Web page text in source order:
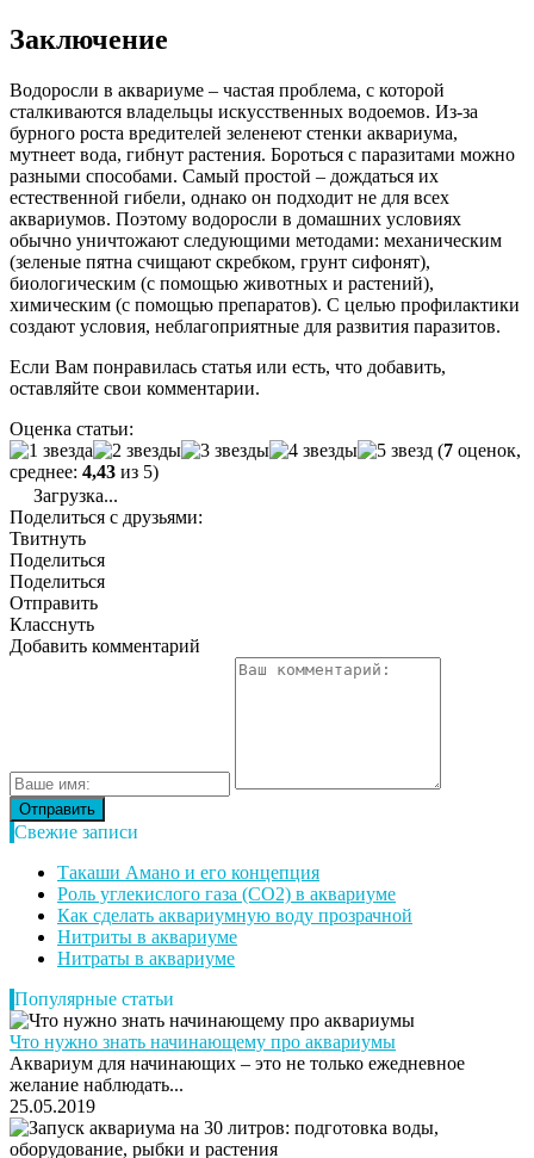
Заключение
Водоросли в аквариуме – частая проблема, с которой
сталкиваются владельцы искусственных водоемов. Из-за
бурного роста вредителей зеленеют стенки аквариума,
мутнеет вода, гибнут растения. Бороться с паразитами можно
разными способами. Самый простой – дождаться их
естественной гибели, однако он подходит не для всех
аквариумов. Поэтому водоросли в домашних условиях
обычно уничтожают следующими методами: механическим
(зеленые пятна счищают скребком, грунт сифонят),
биологическим (с помощью животных и растений),
химическим (с помощью препаратов). С целью профилактики
создают условия, неблагоприятные для развития паразитов.
Если Вам понравилась статья или есть, что добавить,
оставляйте свои комментарии.
Оценка статьи:
(7 оценок,
среднее: 4,43 из 5)
Загрузка...
Поделиться с друзьями:
Твитнуть
Поделиться
Поделиться
Отправить
Класснуть
Добавить комментарий
Свежие записи
Такаши Амано и его концепция
Роль углекислого газа (CO2) в аквариуме
Как сделать аквариумную воду прозрачной
Нитриты в аквариуме
Нитраты в аквариуме
Популярные статьи
Что нужно знать начинающему про аквариумы
Аквариум для начинающих – это не только ежедневное
желание наблюдать...
25.05.2019